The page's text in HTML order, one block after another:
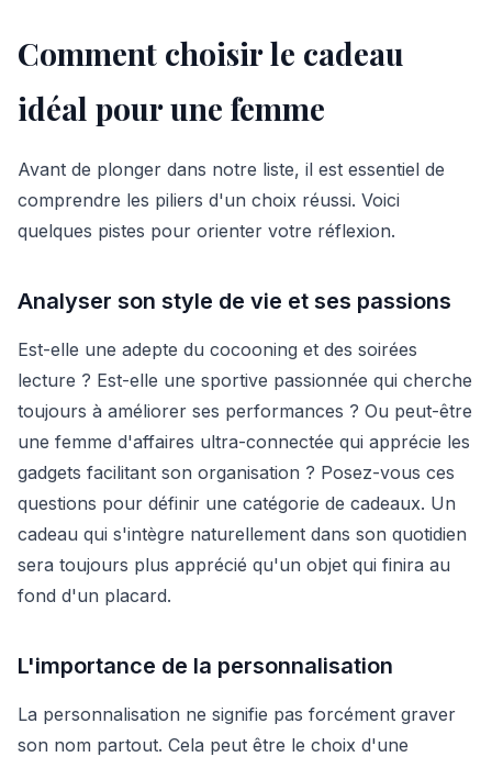
Comment choisir le cadeau
idéal pour une femme
Avant de plonger dans notre liste, il est essentiel de
comprendre les piliers d'un choix réussi. Voici
quelques pistes pour orienter votre réflexion.
Analyser son style de vie et ses passions
Est-elle une adepte du cocooning et des soirées
lecture ? Est-elle une sportive passionnée qui cherche
toujours à améliorer ses performances ? Ou peut-être
une femme d'affaires ultra-connectée qui apprécie les
gadgets facilitant son organisation ? Posez-vous ces
questions pour définir une catégorie de cadeaux. Un
cadeau qui s'intègre naturellement dans son quotidien
sera toujours plus apprécié qu'un objet qui finira au
fond d'un placard.
L'importance de la personnalisation
La personnalisation ne signifie pas forcément graver
son nom partout. Cela peut être le choix d'une